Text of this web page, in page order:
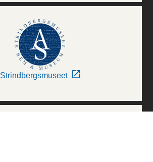
Strindbergsmuseet